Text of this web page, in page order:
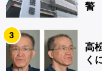
警
3
高
く